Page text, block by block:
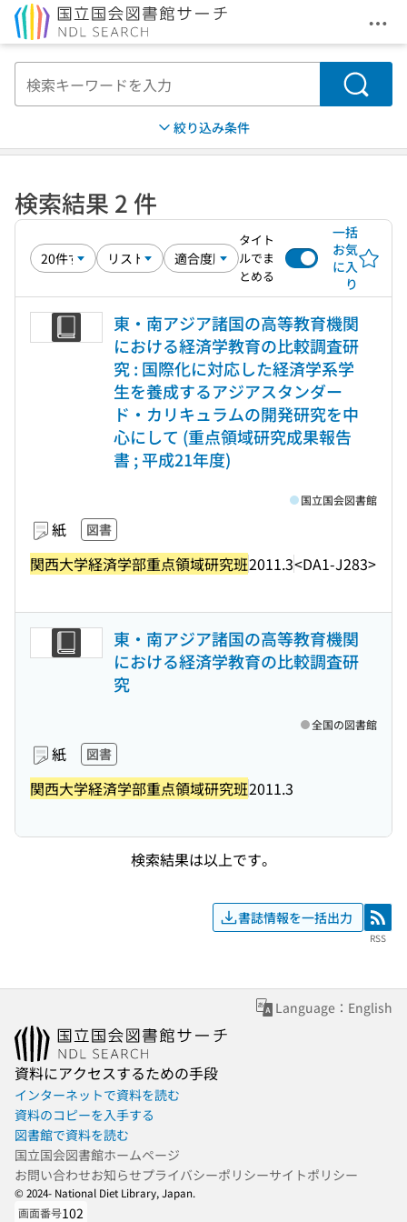
メ
検索
絞り込み条件
検索結果 2 件
タイト
ルでま
とめる
一括
お気
に入
り
東・南アジア諸国の高等教育機関
における経済学教育の比較調査研
究 : 国際化に対応した経済学系学
生を養成するアジアスタンダー
ド・カリキュラムの開発研究を中
心にして (重点領域研究成果報告
書 ; 平成21年度)
紙 図書
関西大学経済学部重点領域研究班2011.3<DA1-J283>
国立国会図書館
東・南アジア諸国の高等教育機関
における経済学教育の比較調査研
究
紙 図書
関西大学経済学部重点領域研究班2011.3
全国の図書館
検索結果は以上です。
書誌情報を一括出力 RSS
RSS
Language：English
資料にアクセスするための手段
インターネットで資料を読む
資料のコピーを入手する
図書館で資料を読む
国立国会図書館ホームページ
お問い合わせお知らせプライバシーポリシーサイトポリシー
© 2024- National Diet Library, Japan.
画面番号102